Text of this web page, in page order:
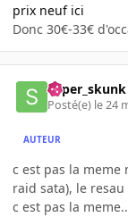
prix neuf ici
Donc 30€-33€
super_skunk
Posté(e) le 24
AUTEUR
c est pas la meme
raid sata), le
c est pas la